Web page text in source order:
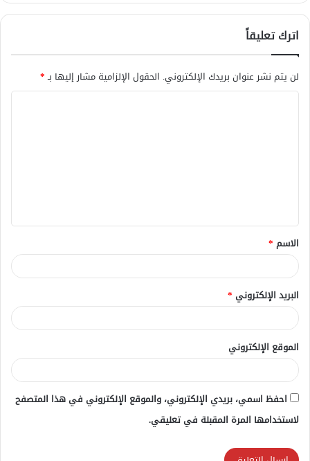
اترك تعليقاً
لن يتم نشر عنوان بريدك الإلكتروني. الحقول الإلزامية مشار إليها بـ*
ق
*
الاسم *
البريد الإلكتروني *
الموقع الإلكتروني
احفظ اسمي، بريدي الإلكتروني، والموقع الإلكتروني في هذا المتصفح
لاستخدامها المرة المقبلة في تعليقي.